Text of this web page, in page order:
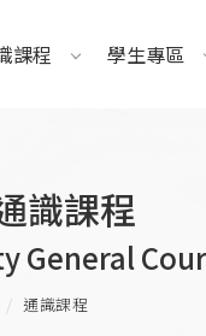
課程 學生專區
識課程
General
通識課程